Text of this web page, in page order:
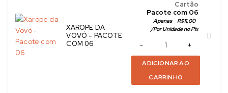
XAROPE DA
VOVÓ - PACOTE
COM 06
Cartão
Pacote com 06
Apenas R$11,00
/Por Unidade no Pix
ADICIONAR AO
CARRINHO